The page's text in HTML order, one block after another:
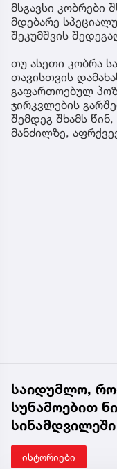
მსგავსი კობრები
მდებარე
შეკუმშვის
თუ ასეთი კობრა
თავისთვის
გაფართოებულ
ჯირკვლების
შემდეგ შხამს
მანძილზე,
საიდუმლო,
სუნამოებით
ისტორიები